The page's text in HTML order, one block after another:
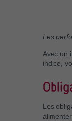
Les
Avec un
indice,
Les